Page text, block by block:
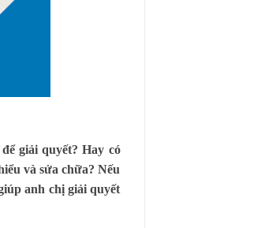
giải quyết? Hay có
và sửa chữa? Nếu
anh chị giải quyết